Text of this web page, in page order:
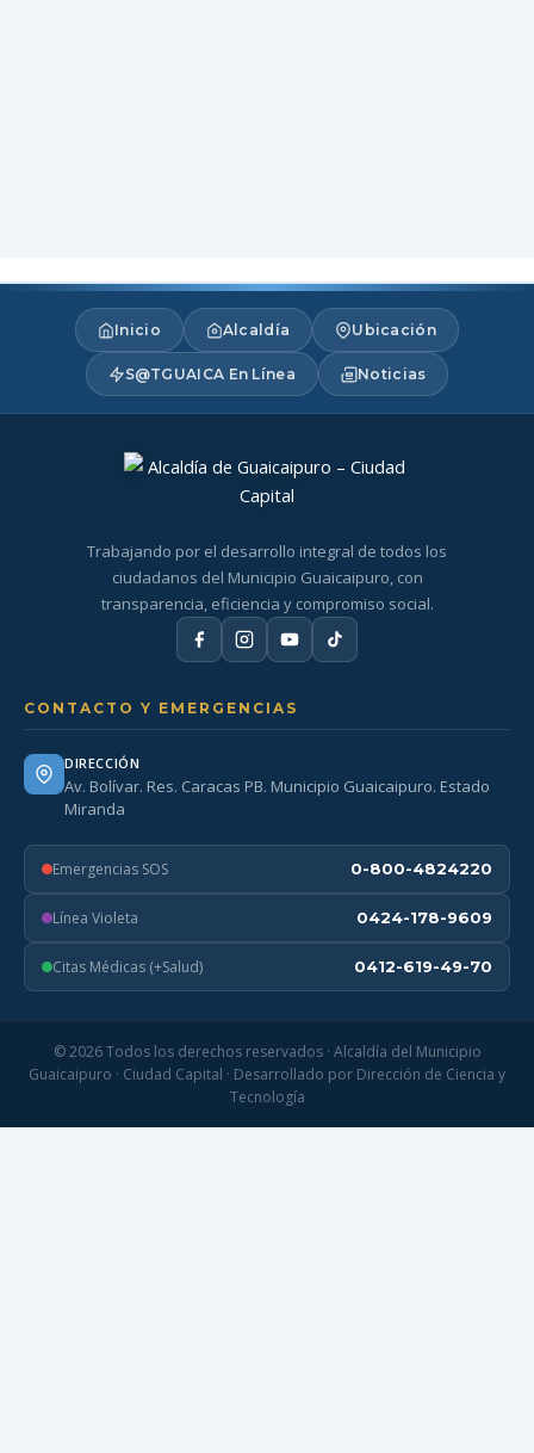
Inicio Alcaldía Ubicación
S@TGUAICA En Línea Noticias
Trabajando por el desarrollo integral de todos los
ciudadanos del Municipio Guaicaipuro, con
transparencia, eficiencia y compromiso social.
CONTACTO Y EMERGENCIAS
DIRECCIÓN
Av. Bolívar. Res. Caracas PB. Municipio Guaicaipuro. Estado
Miranda
Emergencias SOS 0-800-4824220
Línea Violeta 0424-178-9609
Citas Médicas (+Salud) 0412-619-49-70
© 2026 Todos los derechos reservados · Alcaldía del Municipio
Guaicaipuro · Ciudad Capital · Desarrollado por Dirección de Ciencia y
Tecnología